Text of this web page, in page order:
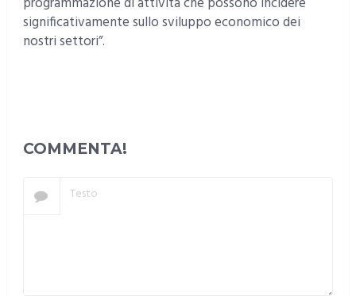
significativamente sullo sviluppo economico dei
nostri settori”.
COMMENTA!